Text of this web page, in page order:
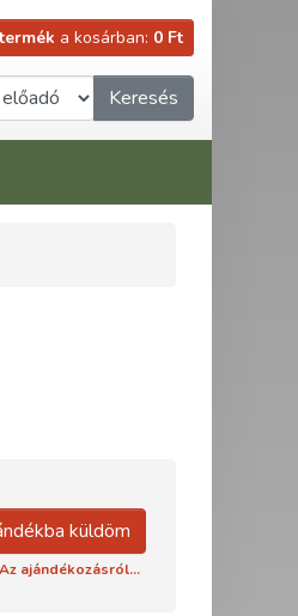
a kosárban: 0 Ft
Keresés
küldöm
Az ajándékozásról...